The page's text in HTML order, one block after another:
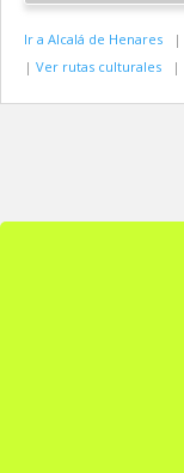
Ir a Alcalá de Henares |
| Ver rutas culturales |